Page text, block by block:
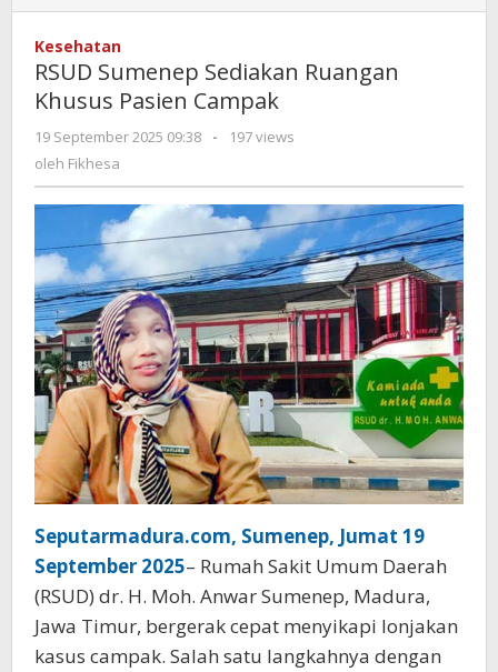
Sumenep
Khusus
Kesehatan
RSUD Sumenep Sediakan Ruangan
Khusus Pasien Campak
19 September 2025 09:38
oleh
-
197 views
oleh Fikhesa
Seputarmadura.com, Sumenep, Jumat 19
September 2025– Rumah Sakit Umum Daerah
(RSUD) dr. H. Moh. Anwar Sumenep, Madura,
Jawa Timur, bergerak cepat menyikapi lonjakan
kasus campak. Salah satu langkahnya dengan